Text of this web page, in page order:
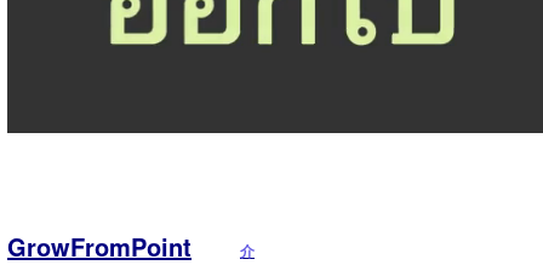
GrowFromPoint 介